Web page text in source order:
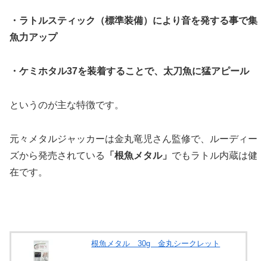
・ラトルスティック（標準装備）により音を発する事で集
魚力アップ
・ケミホタル37を装着することで、太刀魚に猛アピール
というのが主な特徴です。
元々メタルジャッカーは金丸竜児さん監修で、ルーディー
ズから発売されている
「根魚メタル」 でもラトル内蔵は健
在です。
根魚メタル 30g 金丸シークレット